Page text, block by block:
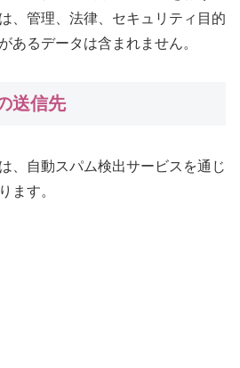
、管理、法律、セキュリティ目的
あるデータは含まれません。
送信先
、自動スパム検出サービスを通じ
ます。